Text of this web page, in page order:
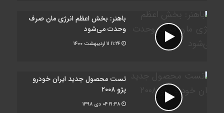
باهنر: بخش اعظم انرژی مان صرف
وحدت می‌شود
۱۱ اردیبهشت ۱۴۰۰
تست محصول جدید ایران خودرو
پژو ۲۰۰۸
۰۴ دی ۱۳۹۸